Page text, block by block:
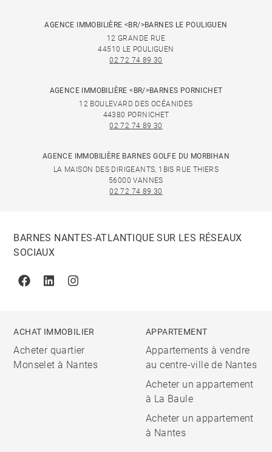
AGENCE IMMOBILIÈRE <BR/>BARNES LE POULIGUEN
12 GRANDE RUE
44510 LE POULIGUEN
02 72 74 89 30
AGENCE IMMOBILIÈRE <BR/>BARNES PORNICHET
12 BOULEVARD DES OCÉANIDES
44380 PORNICHET
02 72 74 89 30
AGENCE IMMOBILIÈRE BARNES GOLFE DU MORBIHAN
LA MAISON DES DIRIGEANTS, 1BIS RUE THIERS
56000 VANNES
02 72 74 89 30
BARNES NANTES-ATLANTIQUE SUR LES RÉSEAUX
SOCIAUX
FacebookLinkedinInstagram
ACHAT IMMOBILIER
Acheter quartier
Monselet à Nantes
APPARTEMENT
Appartements à vendre
au centre-ville de Nantes
Acheter un appartement
à La Baule
Acheter un appartement
à Nantes